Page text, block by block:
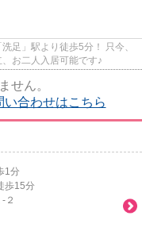
」駅より徒歩5分！ 只今、
お二人入居可能です♪
せん。
合わせはこちら
1分
歩15分
２